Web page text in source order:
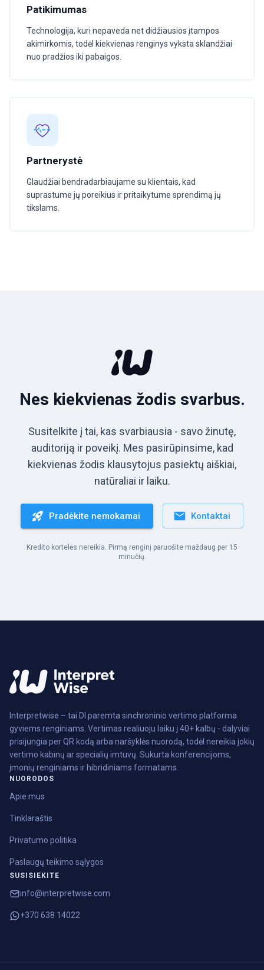
Patikimumas
Technologija, kuri nepaveda net didžiausios įtampos
akimirkomis, todėl kiekvienas renginys vyksta sklandžiai
nuo pradžios iki pabaigos.
Partnerystė
Glaudžiai bendradarbiaujame su klientais, kad
suprastume jų poreikius ir pritaikytume sprendimą jų
tikslams.
Nes kiekvienas žodis svarbus.
Susitelkite į tai, kas svarbiausia - savo žinutę,
auditoriją ir poveikį. Mes pasirūpinsime, kad
kiekvienas žodis klausytojus pasiektų aiškiai,
natūraliai ir laiku.
Pradėkite nemokamai Kontaktai
Kredito kortelės nereikia. Pirmą renginį paruošite maždaug per 15
minučių.
Interpretwise – tai DI paremta sinchroninio vertimo platforma
gyviems renginiams. Vertimas realiuoju laiku į 40+ kalbų - dalyviai
prisijungia per QR kodą arba naršyklės nuorodą, todėl nereikia jokių
vertimo kabinų ar specialių imtuvų. Sukurta konferencijoms,
įmonių renginiams ir hibridiniams formatams.
NUORODOS
Apie mus
Tinklaraštis
Privatumo politika
Paslaugų teikimo sąlygos
SUSISIEKITE
info@interpretwise.com
+370 638 14022